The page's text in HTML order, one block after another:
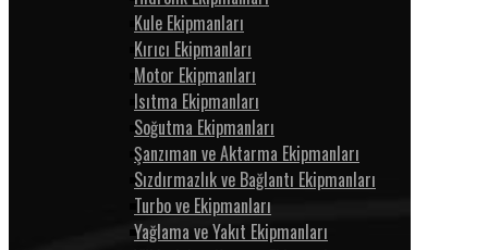
Kule Ekipmanları
Kırıcı Ekipmanları
Motor Ekipmanları
Isıtma Ekipmanları
Soğutma Ekipmanları
Şanzıman ve Aktarma Ekipmanları
Sızdırmazlık ve Bağlantı Ekipmanları
Turbo ve Ekipmanları
Yağlama ve Yakıt Ekipmanları